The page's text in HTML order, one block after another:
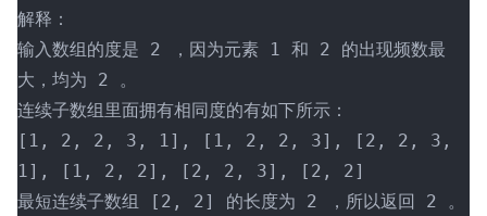
解释：
输入数组的度是 2 ，因为元素 1 和 2 的出现频数最
大，均为 2 。
连续子数组里面拥有相同度的有如下所示：
[1, 2, 2, 3, 1], [1, 2, 2, 3], [2, 2, 3,
1], [1, 2, 2], [2, 2, 3], [2, 2]
最短连续子数组 [2, 2] 的长度为 2 ，所以返回 2 。